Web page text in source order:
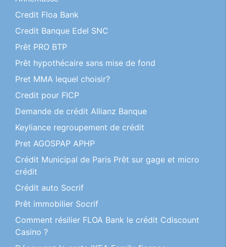
Credit Floa Bank
Credit Banque Edel SNC
Prêt PRO BTP
Prêt hypothécaire sans mise de fond
Pret MMA lequel choisir?
Credit pour FICP
Demande de crédit Allianz Banque
Keyliance regroupement de crédit
Pret AGOSPAP APHP
Crédit Municipal de Paris Prêt sur gage et micro
crédit
Crédit auto Socrif
Prêt immobilier Socrif
Comment résilier FLOA Bank le crédit Cdiscount
Casino ?